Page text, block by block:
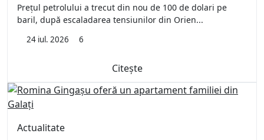
Prețul petrolului a trecut din nou de 100 de dolari pe
baril, după escaladarea tensiunilor din Orien...
24 iul. 2026 6
Citește
Actualitate